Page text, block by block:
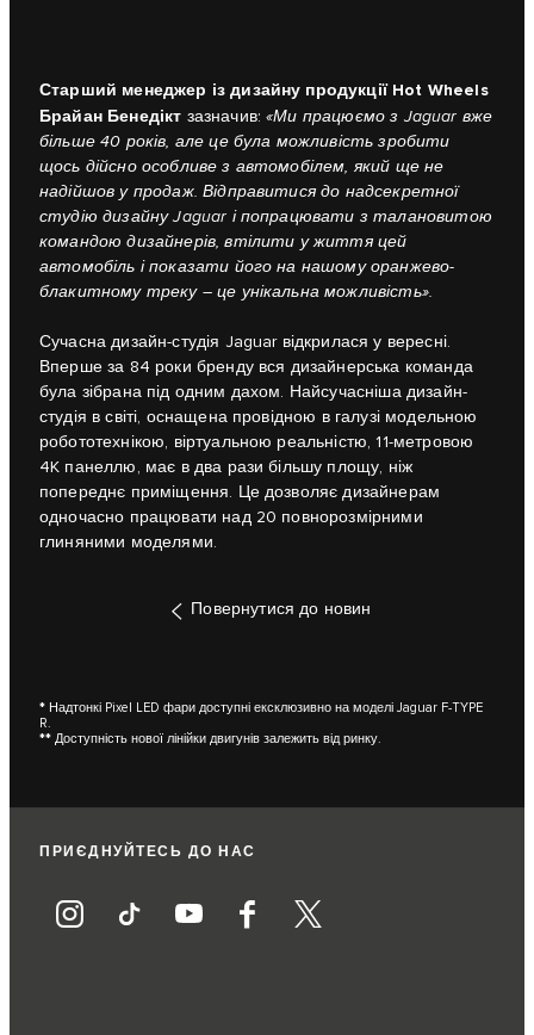
Старший менеджер із дизайну продукції Hot Wheels
Брайан Бенедікт зазначив:«Ми працюємо з Jaguar вже
більше 40 років, але це була можливість зробити
щось дійсно особливе з автомобілем, який ще не
надійшов у продаж. Відправитися до надсекретної
студію дизайну Jaguar і попрацювати з талановитою
командою дизайнерів, втілити у життя цей
автомобіль і показати його на нашому оранжево-
блакитному треку – це унікальна можливість».
Сучасна дизайн-студія Jaguar відкрилася у вересні.
Вперше за 84 роки бренду вся дизайнерська команда
була зібрана під одним дахом. Найсучасніша дизайн-
студія в світі, оснащена провідною в галузі модельною
робототехнікою, віртуальною реальністю, 11-метровою
4K панеллю, має в два рази більшу площу, ніж
попереднє приміщення. Це дозволяє дизайнерам
одночасно працювати над 20 повнорозмірними
глиняними моделями.
Повернутися до новин
* Надтонкі Pixel LED фари доступні ексклюзивно на моделі Jaguar F-TYPE
R.
** Доступність нової лінійки двигунів залежить від ринку.
ПРИЄДНУЙТЕСЬ ДО НАС